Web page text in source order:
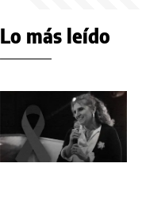
Lo más leído